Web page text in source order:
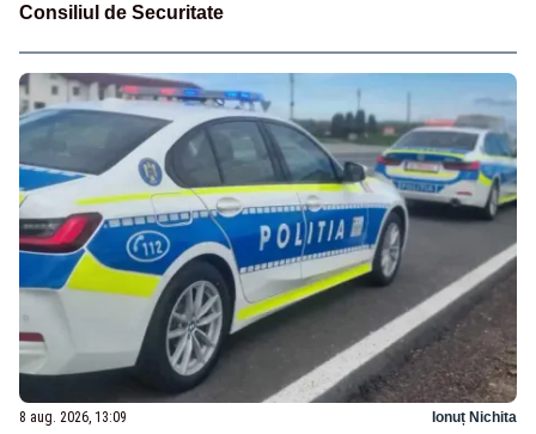
Consiliul de Securitate
8 aug. 2026, 13:09 Ionuț Nichita